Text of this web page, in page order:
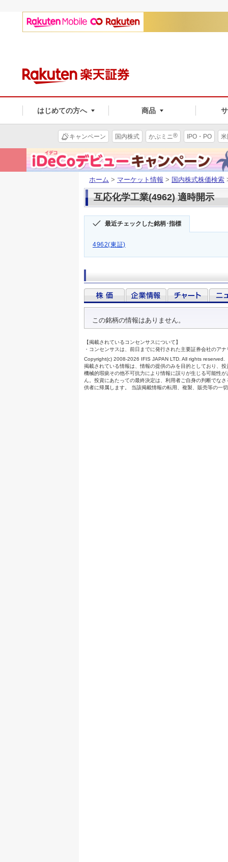
はじめての方へ 商品
キャンペーン 国内株式 かぶミニ® IPO・PO
ホーム > マーケット情報 > 国内株式株価検索
互応化学工業(4962) 適時開示
最近チェックした銘柄･指標
4962(東証)